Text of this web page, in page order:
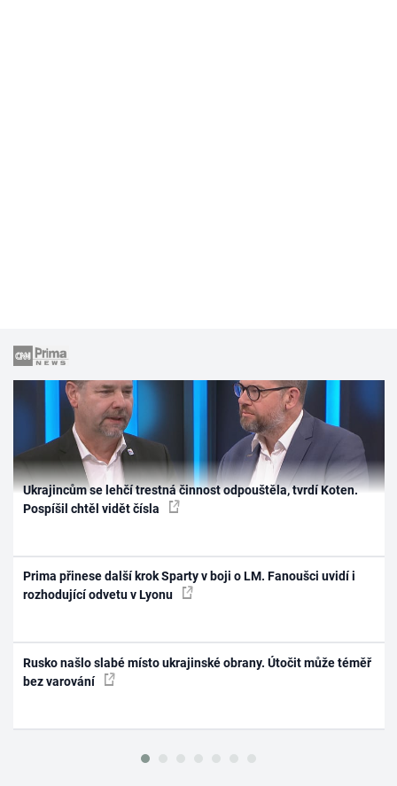
Ukrajincům se lehčí trestná činnost odpouštěla, tvrdí Koten.
Pospíšil chtěl vidět čísla
Prima přinese další krok Sparty v boji o LM. Fanoušci uvidí i
rozhodující odvetu v Lyonu
Rusko našlo slabé místo ukrajinské obrany. Útočit může téměř
bez varování